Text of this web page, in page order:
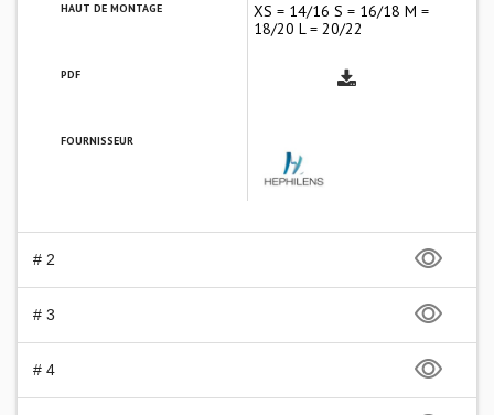
HAUT DE MONTAGE
XS = 14/16 S = 16/18 M =
18/20 L = 20/22
PDF
FOURNISSEUR
# 2
# 3
# 4